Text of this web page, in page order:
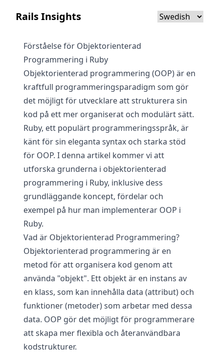
Rails Insights
Förståelse för Objektorienterad
Programmering i Ruby
Objektorienterad programmering (OOP) är en
kraftfull programmeringsparadigm som gör
det möjligt för utvecklare att strukturera sin
kod på ett mer organiserat och modulärt sätt.
Ruby, ett populärt programmeringsspråk, är
känt för sin eleganta syntax och starka stöd
för OOP. I denna artikel kommer vi att
utforska grunderna i objektorienterad
programmering i Ruby, inklusive dess
grundläggande koncept, fördelar och
exempel på hur man implementerar OOP i
Ruby.
Vad är Objektorienterad Programmering?
Objektorienterad programmering är en
metod för att organisera kod genom att
använda "objekt". Ett objekt är en instans av
en klass, som kan innehålla data (attribut) och
funktioner (metoder) som arbetar med dessa
data. OOP gör det möjligt för programmerare
att skapa mer flexibla och återanvändbara
kodstrukturer.